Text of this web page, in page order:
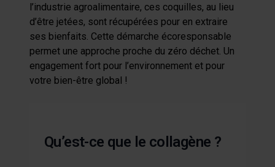
l’industrie agroalimentaire, ces coquilles, au lieu
d’être jetées, sont récupérées pour en extraire
ses bienfaits. Cette démarche écoresponsable
permet une approche proche du zéro déchet. Un
engagement fort pour l’environnement et pour
votre bien-être global !
Qu’est-ce que le collagène ?